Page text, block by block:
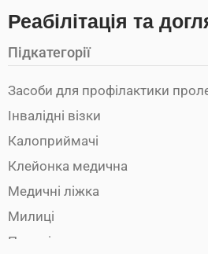
Реабілітація та
Підкатегорії
Засоби для профілактики
Інвалідні візки
Калоприймачі
Клейонка медична
Медичні ліжка
Милиці
Палиці